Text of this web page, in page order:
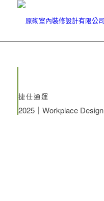
捷仕通運
2025｜Workplace Design